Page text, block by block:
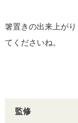
箸置きの出来上が
てくださいね。
監修